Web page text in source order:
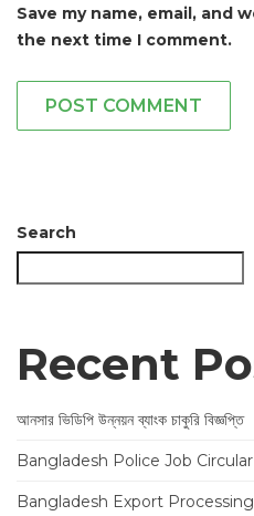
Save my name, email, and
the next time I comment.
POST COMMENT
Search
Recent
আনসার ভিডিপি উন্নয়ন ব্যাংক চাকুরি বিজ্ঞপ্তি
Bangladesh Police Job Circular
Bangladesh Export